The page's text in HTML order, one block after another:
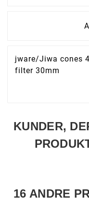
jware/Jiwa cones
filter 30mm
KUNDER,
16 ANDRE